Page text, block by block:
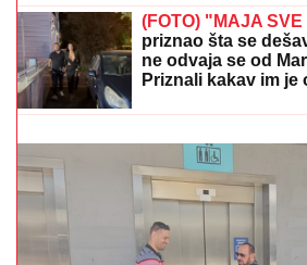
RAZBIJENA ŠOFERKA, STAKLO I
Asmin i Maja se nakon skandala